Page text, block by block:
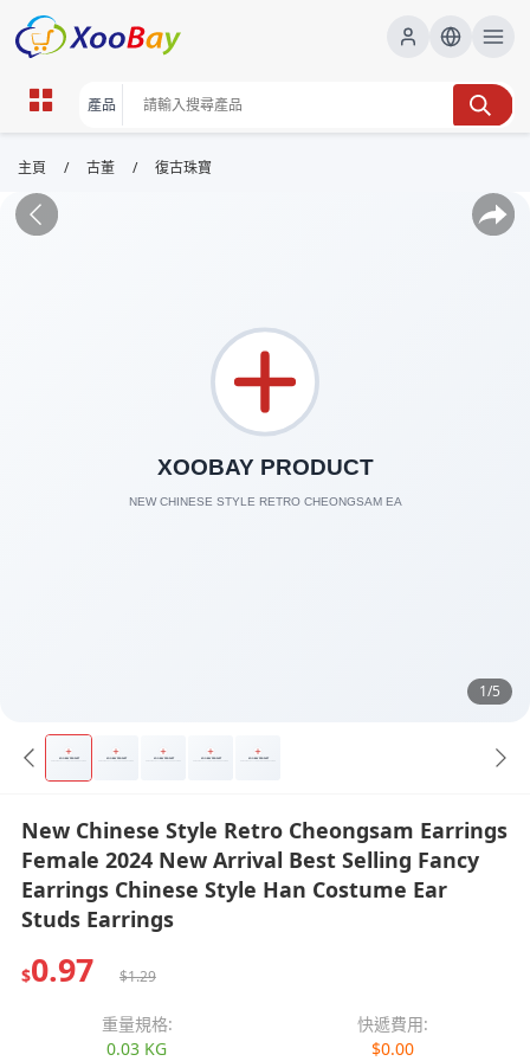
主頁 / 古董 / 復古珠寶
1/5
New Chinese Style Retro Cheongsam Earrings
Female 2024 New Arrival Best Selling Fancy
Earrings Chinese Style Han Costume Ear
Studs Earrings
$0.97 $1.29
重量規格:
0.03 KG
快遞費用:
$0.00